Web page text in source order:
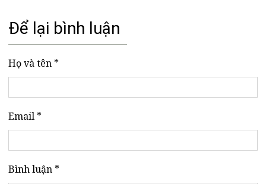
Để lại bình luận
Họ và tên *
Email *
Bình luận *